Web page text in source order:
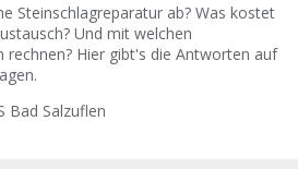
Login
Steinschlagreparatur ab? Was kostet
Und mit welchen
rechnen? Hier gibt's die Antworten auf
Bad Salzuflen